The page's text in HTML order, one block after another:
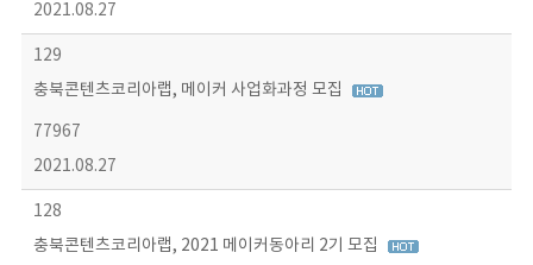
2021.08.27
129
충북콘텐츠코리아랩, 메이커 사업화과정 모집
77967
2021.08.27
128
충북콘텐츠코리아랩, 2021 메이커동아리 2기 모집